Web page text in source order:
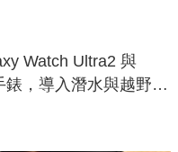
Watch Ultra2 與
錶，導入潛水與越野跑